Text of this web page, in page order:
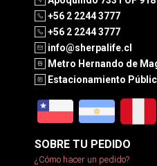
+56 2 2244 3777
+56 2 2244 3777
info@sherpalife.cl
Metro Hernando de
Estacionamiento
SOBRE TU PEDIDO
¿Cómo hacer un pedido?